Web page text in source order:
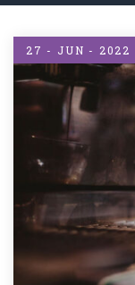
27 - JUN - 2022